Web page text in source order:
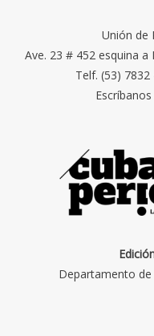
Unión de
Ave. 23 # 452 esquina a
Telf. (53)
Escríbanos
Departamento de